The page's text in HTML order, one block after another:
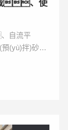
、使
(yù)拌)砂